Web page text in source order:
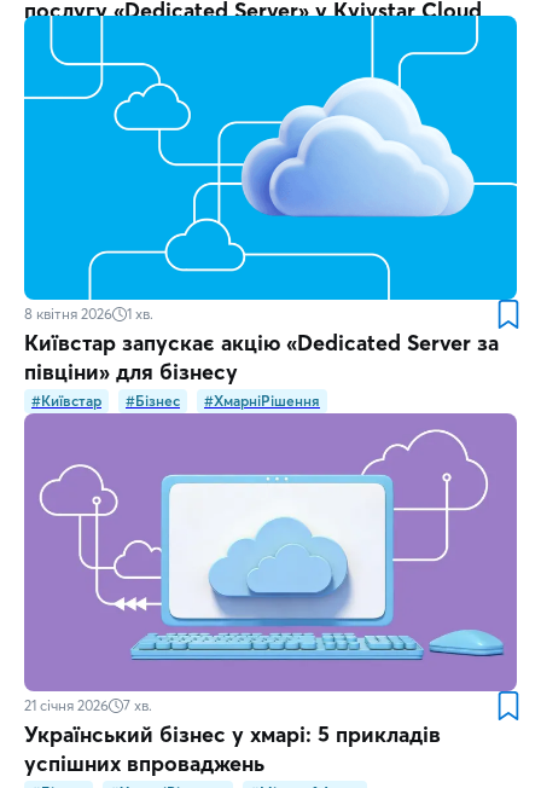
послугу «Dedicated Server» у Kyivstar Cloud
8 квітня 2026 1 хв.
Київстар запускає акцію «Dedicated Server за
півціни» для бізнесу
#Київстар #Бізнес #ХмарніРішення
21 січня 2026 7 хв.
Український бізнес у хмарі: 5 прикладів
успішних впроваджень